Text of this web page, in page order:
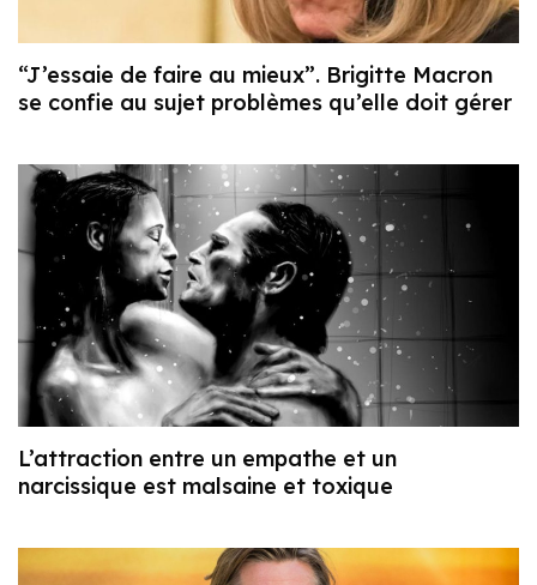
“J’essaie de faire au mieux”. Brigitte Macron
se confie au sujet problèmes qu’elle doit gérer
L’attraction entre un empathe et un
narcissique est malsaine et toxique